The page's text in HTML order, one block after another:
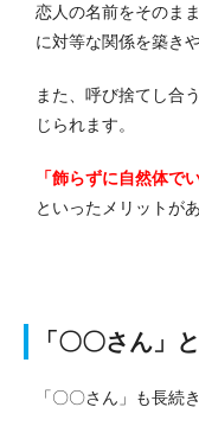
恋人の名前をそのま
に対等な関係を築き
また、呼び捨てし合
じられます。
「飾らずに自然体で
といったメリットが
「〇〇さん」
「〇〇さん」も長続